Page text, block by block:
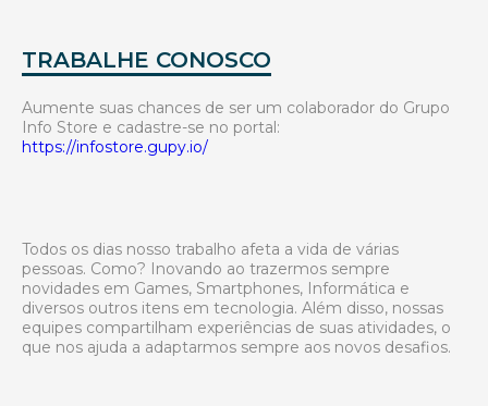
TRABALHE CONOSCO
Aumente suas chances de ser um colaborador do Grupo
Info Store e cadastre-se no portal:
https://infostore.gupy.io/
Todos os dias nosso trabalho afeta a vida de várias
pessoas. Como? Inovando ao trazermos sempre
novidades em Games, Smartphones, Informática e
diversos outros itens em tecnologia. Além disso, nossas
equipes compartilham experiências de suas atividades, o
que nos ajuda a adaptarmos sempre aos novos desafios.